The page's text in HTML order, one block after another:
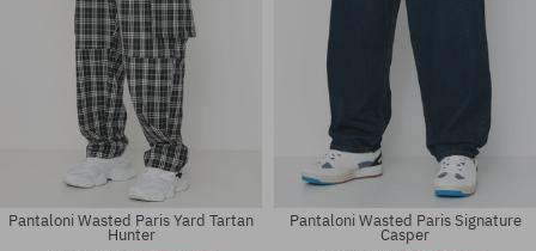
Pantaloni Wasted Paris Yard Tartan
Hunter
Pantaloni Wasted Paris Signature
Casper